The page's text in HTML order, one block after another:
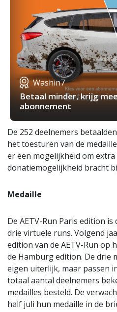
Washin7
Betaal minder, krijg
abonnement
De 252 deelnemers
het toesturen van de
er een mogelijkheid om
donatiemogelijkheid bracht
Medaille
De AETV-Run Paris edition
drie virtuele runs. Volgend
edition van de AETV-Run op
de Hamburg edition. De drie
eigen uiterlijk, maar passen
totaal aantal deelnemers
medailles besteld. De
half juli hun medaille in de